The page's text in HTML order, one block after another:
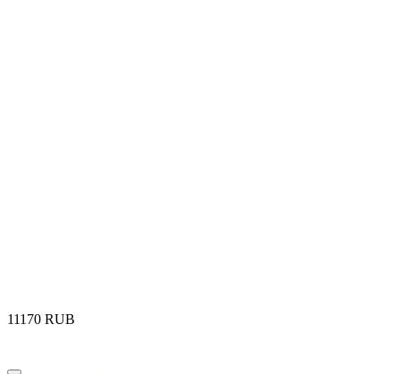
‍11170‍ RUB